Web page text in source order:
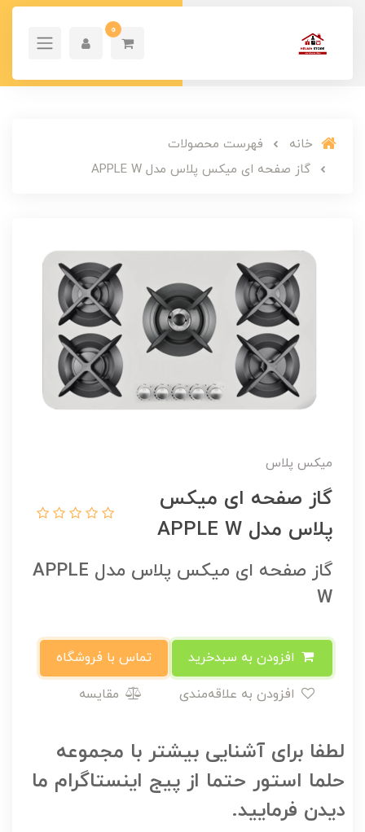
0
خانه
فهرست محصولات
گاز صفحه ای میکس پلاس مدل APPLE W
میکس پلاس
گاز صفحه ای میکس
پلاس مدل APPLE W
گاز صفحه ای میکس پلاس مدل APPLE
W
تماس با فروشگاه
مقایسه
لطفا برای آشنایی بیشتر با مجموعه
حلما استور حتما از پیج اینستاگرام ما
دیدن فرمایید.